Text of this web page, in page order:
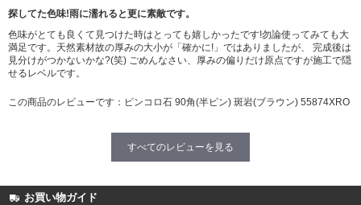
探してた色味!雨に濡れると更に素敵です。
色味がとても良くて見つけた時はとっても嬉しかったです!勿論使ってみても大
満足です。天然素材故の厚みの大小が「確かに!」ではありましたが、 完成後は
見分けがつかないかな?(笑) ごめんなさい、厚みの偏りだけ原点ですが施工で隠
せるレベルです。
この商品のレビューです： ピンコロ石 90角(半ピン) 斑岩(ブラウン) 55874XRO
すべてのレビューを見る
お買い物ガイド